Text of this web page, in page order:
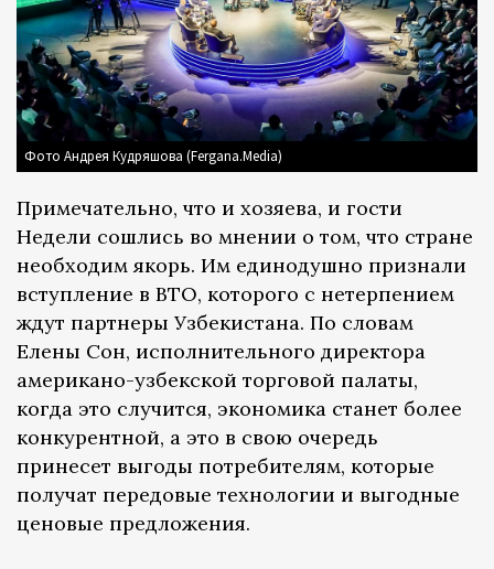
Фото Андрея Кудряшова (Fergana.Media)
Примечательно, что и хозяева, и гости
Недели сошлись во мнении о том, что стране
необходим якорь. Им единодушно признали
вступление в ВТО, которого с нетерпением
ждут партнеры Узбекистана. По словам
Елены Сон, исполнительного директора
американо-узбекской торговой палаты,
когда это случится, экономика станет более
конкурентной, а это в свою очередь
принесет выгоды потребителям, которые
получат передовые технологии и выгодные
ценовые предложения.